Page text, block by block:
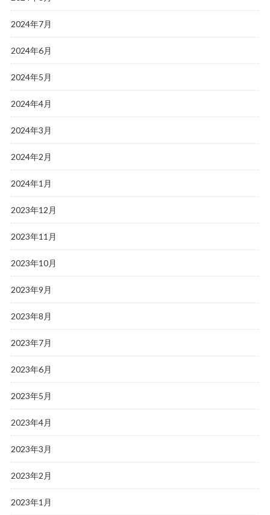
2024年7月
2024年6月
2024年5月
2024年4月
2024年3月
2024年2月
2024年1月
2023年12月
2023年11月
2023年10月
2023年9月
2023年8月
2023年7月
2023年6月
2023年5月
2023年4月
2023年3月
2023年2月
2023年1月